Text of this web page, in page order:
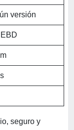
versión
seguro y